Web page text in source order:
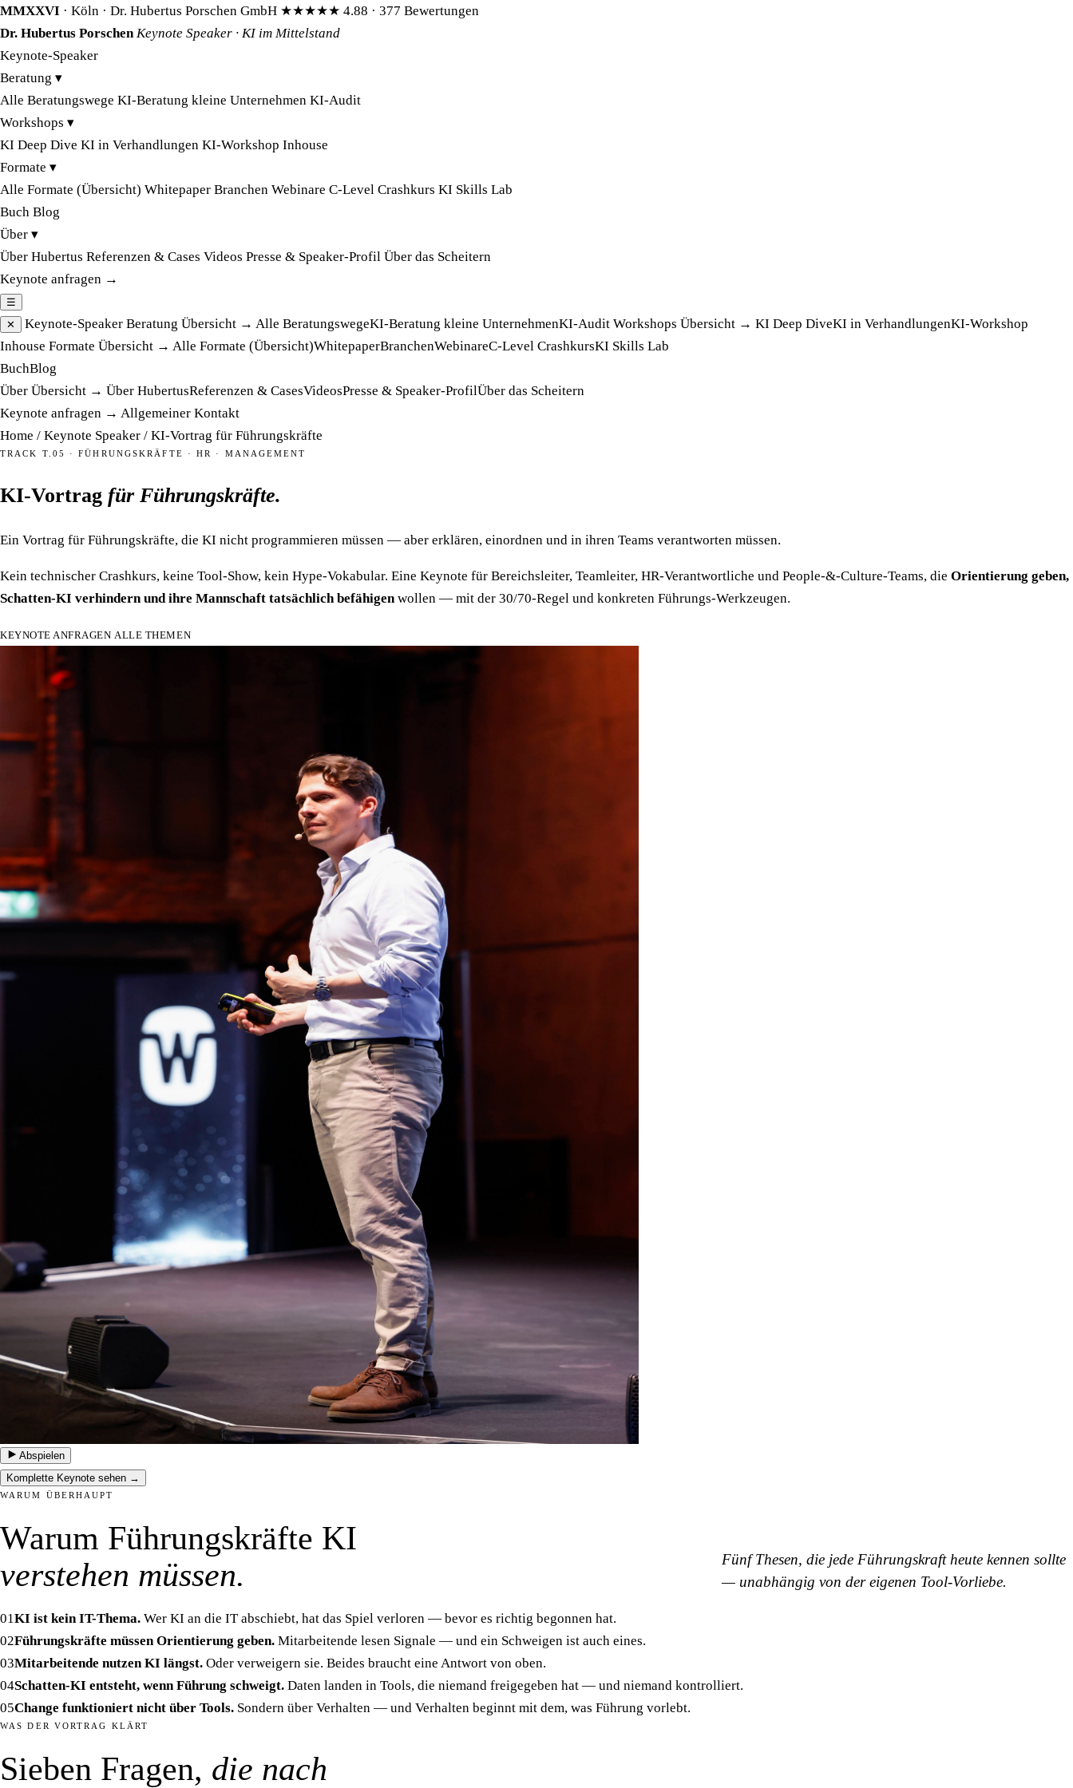
MMXXVI · Köln · Dr. Hubertus Porschen GmbH ★★★★★ 4.88 · 377 Bewertungen
Dr. Hubertus Porschen Keynote Speaker · KI im Mittelstand
Keynote-Speaker
Beratung ▾
Alle Beratungswege KI-Beratung kleine Unternehmen KI-Audit
Workshops ▾
KI Deep Dive KI in Verhandlungen KI-Workshop Inhouse
Formate ▾
Alle Formate (Übersicht) Whitepaper Branchen Webinare C-Level Crashkurs KI Skills Lab
Buch Blog
Über ▾
Über Hubertus Referenzen & Cases Videos Presse & Speaker-Profil Über das Scheitern
Keynote anfragen →
☰
✕
Keynote-Speaker Beratung Übersicht → Alle BeratungswegeKI-Beratung kleine UnternehmenKI-Audit Workshops Übersicht → KI Deep DiveKI in VerhandlungenKI-Workshop
Inhouse Formate Übersicht → Alle Formate (Übersicht)WhitepaperBranchenWebinareC-Level CrashkursKI Skills Lab
BuchBlog
Über Übersicht → Über HubertusReferenzen & CasesVideosPresse & Speaker-ProfilÜber das Scheitern
Keynote anfragen → Allgemeiner Kontakt
Home / Keynote Speaker / KI-Vortrag für Führungskräfte
TRACK T.05 · FÜHRUNGSKRÄFTE · HR · MANAGEMENT
KI-Vortrag für Führungskräfte.
Ein Vortrag für Führungskräfte, die KI nicht programmieren müssen — aber erklären, einordnen und in ihren Teams verantworten müssen.
Kein technischer Crashkurs, keine Tool-Show, kein Hype-Vokabular. Eine Keynote für Bereichsleiter, Teamleiter, HR-Verantwortliche und People-&-Culture-Teams, die Orientierung geben,
Schatten-KI verhindern und ihre Mannschaft tatsächlich befähigenwollen — mit der 30/70-Regel und konkreten Führungs-Werkzeugen.
KEYNOTE ANFRAGEN ALLE THEMEN
Abspielen
Komplette Keynote sehen →
WARUM ÜBERHAUPT
Warum Führungskräfte KI
verstehen müssen.
Fünf Thesen, die jede Führungskraft heute kennen sollte
— unabhängig von der eigenen Tool-Vorliebe.
01KI ist kein IT-Thema. Wer KI an die IT abschiebt, hat das Spiel verloren — bevor es richtig begonnen hat.
02Führungskräfte müssen Orientierung geben. Mitarbeitende lesen Signale — und ein Schweigen ist auch eines.
03Mitarbeitende nutzen KI längst. Oder verweigern sie. Beides braucht eine Antwort von oben.
04Schatten-KI entsteht, wenn Führung schweigt. Daten landen in Tools, die niemand freigegeben hat — und niemand kontrolliert.
05Change funktioniert nicht über Tools. Sondern über Verhalten — und Verhalten beginnt mit dem, was Führung vorlebt.
WAS DER VORTRAG KLÄRT
Sieben Fragen, die nach